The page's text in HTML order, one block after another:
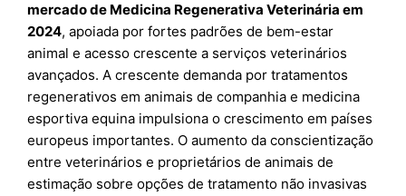
mercado de Medicina Regenerativa Veterinária em
2024, apoiada por fortes padrões de bem-estar
animal e acesso crescente a serviços veterinários
avançados. A crescente demanda por tratamentos
regenerativos em animais de companhia e medicina
esportiva equina impulsiona o crescimento em países
europeus importantes. O aumento da conscientização
entre veterinários e proprietários de animais de
estimação sobre opções de tratamento não invasivas